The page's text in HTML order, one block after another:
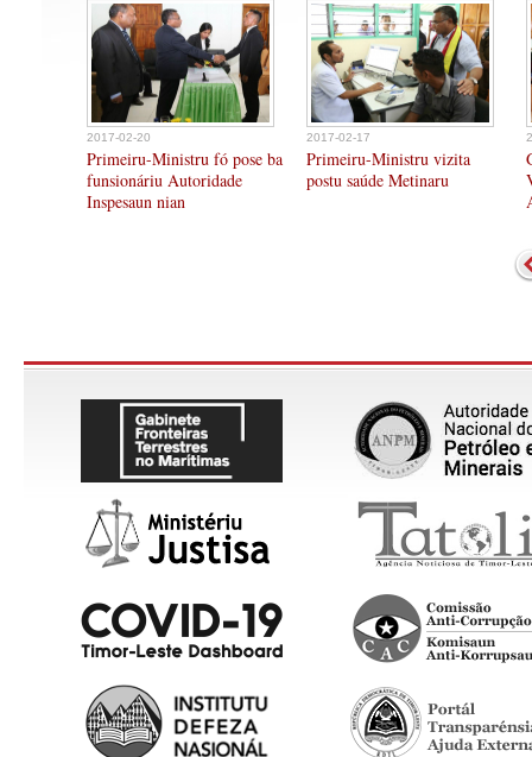
2017-02-20
Primeiru-Ministru fó pose ba
funsionáriu Autoridade
Inspesaun nian
2017-02-17
Primeiru-Ministru vizita
postu saúde Metinaru